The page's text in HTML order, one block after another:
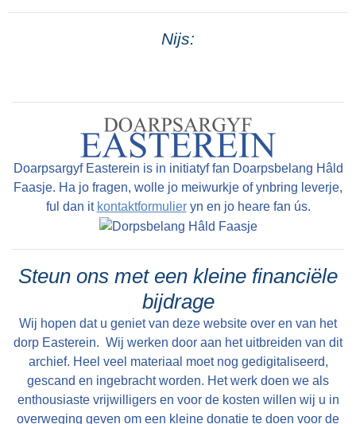
Handelsregister stiet omskreaun: ‘de eigneres
Geeske Siesling, widdo fan Gerrit Sjirk Joustra is
har soannen Homme en IJpe Joustra. De
handelsnaam wurdt feroaret yn : Gebr. H. en IJ.
Joustra, Handel in brandstoffen (en detail) en
zand, grind en meststoffen. Turf losse yn
Wommels. Fan lofts nei rjochts, op’e rêch sjoen
Jurjen (soan fan Homme) en de bruorren Sjoerd,
IJpe en mei de piip, Homme Joustra. Sân, grint
hannele yn sân en grint. Sân kaam út Apeldoarn
per skip nei Easterein. It grint waard ophelle út
Lobith. It sân en grint wie foar de bou fan wegen
en huzen. Ien fan de opdrachtjouwers is de
Gemeente Hennaarderadiel. It handeljen yn
meststoffen wie in hiel oar ferhaal. Doe't der
noch gjin wc en riolearring wie, diene de
Nijs:
Doarpsargyf Easterein is in initiatyf fan Doarpsbelang Hâld
Faasje. Ha jo fragen, wolle jo meiwurkje of ynbring leverje,
ful dan it kontaktformulieryn en jo heare fan ús.
Steun ons met een kleine financiële
bijdrage
Wij hopen dat u geniet van deze website over en van het
dorp Easterein. Wij werken door aan het uitbreiden van dit
archief. Heel veel materiaal moet nog gedigitaliseerd,
gescand en ingebracht worden. Het werk doen we als
enthousiaste vrijwilligers en voor de kosten willen wij u in
overweging geven om een kleine donatie te doen voor de